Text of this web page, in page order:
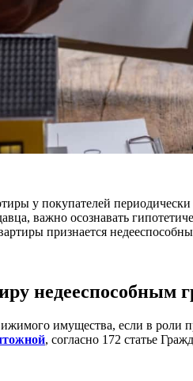
у покупателей
важно осознавать
признается
недееспособным
имущества, если в
, согласно 172 статье